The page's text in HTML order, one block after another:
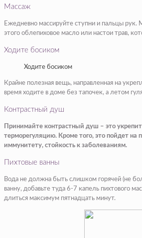
Массаж
Ежедневно массируйте ступни и пальцы рук.
этого облепиховое масло или настои трав,
Ходите босиком
Ходите босиком
Крайне полезная вещь, направленная на
время ходите в доме без тапочек, а летом
Контрастный душ
Принимайте контрастный душ – это
терморегуляцию. Кроме того, это пойдет на
иммунитету, стойкость к заболеваниям.
Пихтовые ванны
Вода не должна быть слишком горячей (не
ванну, добавьте туда 6-7 капель пихтового
длиться максимум пятнадцать минут.